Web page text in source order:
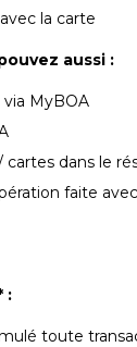
la carte
aussi :
MyBOA
dans le
faite
:
toute